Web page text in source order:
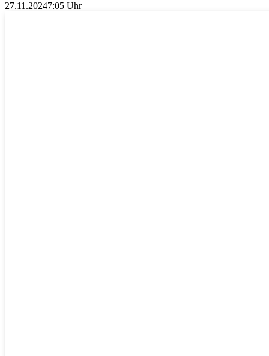
27.11.20247:05 Uhr